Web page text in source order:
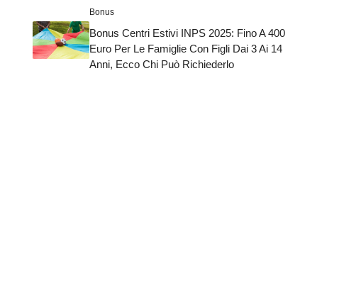
Bonus
Bonus Centri Estivi INPS 2025: Fino A 400
Euro Per Le Famiglie Con Figli Dai 3 Ai 14
Anni, Ecco Chi Può Richiederlo